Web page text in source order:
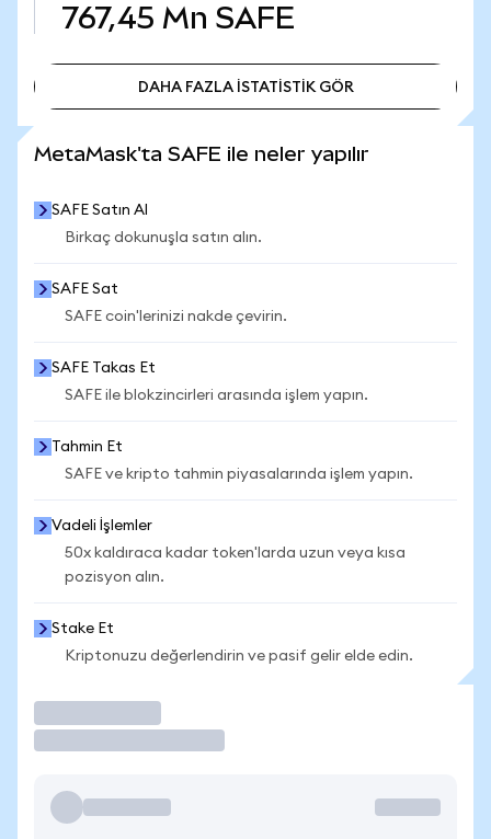
767,45 Mn SAFE
DAHA FAZLA İSTATİSTİK GÖR
MetaMask'ta SAFE ile neler yapılır
SAFE Satın Al
Birkaç dokunuşla satın alın.
SAFE Sat
SAFE coin'lerinizi nakde çevirin.
SAFE Takas Et
SAFE ile blokzincirleri arasında işlem yapın.
Tahmin Et
SAFE ve kripto tahmin piyasalarında işlem yapın.
Vadeli İşlemler
50x kaldıraca kadar token'larda uzun veya kısa
pozisyon alın.
Stake Et
Kriptonuzu değerlendirin ve pasif gelir elde edin.